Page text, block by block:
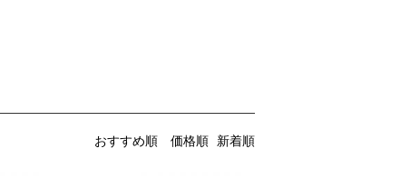
おすすめ順 価格順 新着順